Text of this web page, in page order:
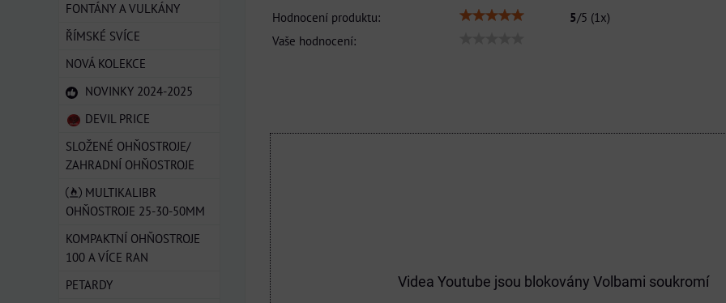
Hodnocení produktu: 5/5 (1x)
Vaše hodnocení:
Videa Youtube jsou blokovány Volbami soukromí
FONTÁNY A VULKÁNY
ŘÍMSKÉ SVÍCE
NOVÁ KOLEKCE
NOVINKY 2024-2025
DEVIL PRICE
SLOŽENÉ OHŇOSTROJE/
ZAHRADNÍ OHŇOSTROJE
MULTIKALIBR
OHŇOSTROJE 25-30-50MM
KOMPAKTNÍ OHŇOSTROJE
100 A VÍCE RAN
PETARDY